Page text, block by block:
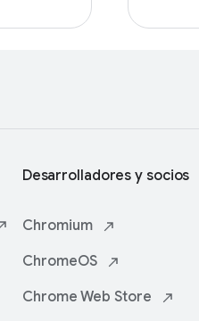
Desarrolladores y socios
Chromium
ChromeOS
Chrome Web Store